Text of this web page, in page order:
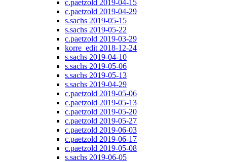
c.paetzold 2019-04-15
c.paetzold 2019-04-29
s.sachs 2019-05-15
s.sachs 2019-05-22
c.paetzold 2019-03-29
korre_edit 2018-12-24
s.sachs 2019-04-10
s.sachs 2019-05-06
s.sachs 2019-05-13
s.sachs 2019-04-29
c.paetzold 2019-05-06
c.paetzold 2019-05-13
c.paetzold 2019-05-20
c.paetzold 2019-05-27
c.paetzold 2019-06-03
c.paetzold 2019-06-17
c.paetzold 2019-05-08
s.sachs 2019-06-05